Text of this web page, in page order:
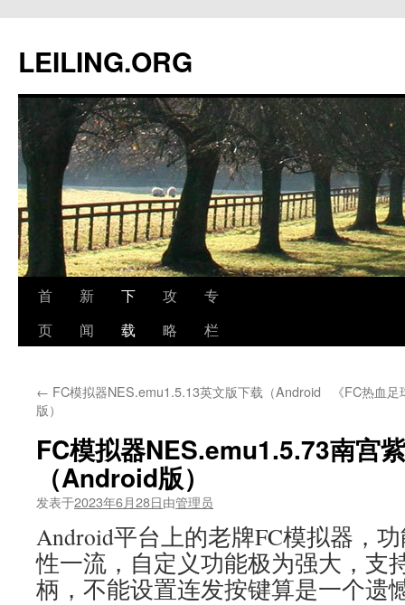
文
LEILING.ORG
首
页
新
闻
下
载
攻
略
专
栏
← FC模拟器NES.emu1.5.13英文版下载（Android
版）
《FC热血
FC模拟器NES.emu1.5.73南宫
（Android版）
发表于2023年6月28日由管理员
Android平台上的老牌FC模拟器，
性一流，自定义功能极为强大，支
柄，不能设置连发按键算是一个遗